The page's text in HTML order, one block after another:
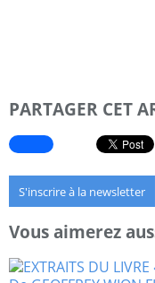
PARTAGER CET
S'inscrire à la newsletter
Vous aimerez